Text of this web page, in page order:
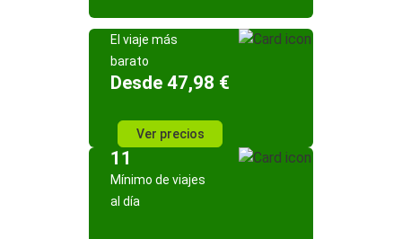
El viaje más
barato
Desde 47,98 €
Ver precios
11
Mínimo de viajes
al día